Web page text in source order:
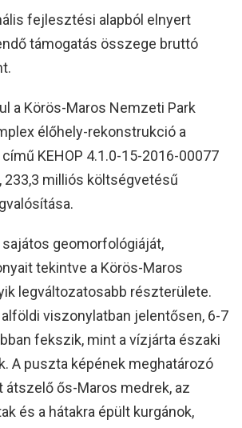
fejlesztési alapból elnyert
támogatás összege bruttó
a Körös-Maros Nemzeti Park
élőhely-rekonstrukció a
KEHOP 4.1.0-15-2016-00077
milliós költségvetésű
geomorfológiáját,
tekintve a Körös-Maros
legváltozatosabb részterülete.
viszonylatban jelentősen, 6-7
fekszik, mint a vízjárta északi
A puszta képének meghatározó
átszelő ős-Maros medrek, az
és a hátakra épült kurgánok,